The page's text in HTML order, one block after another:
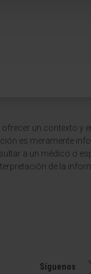
un contexto y
es meramente
a un médico o
de la
Síguenos